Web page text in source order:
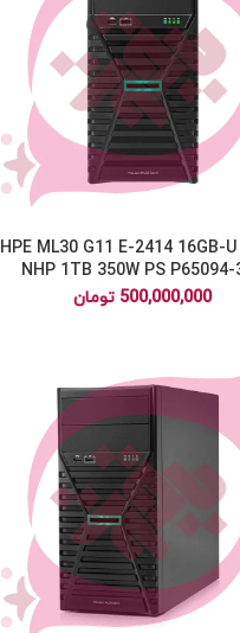
HPE ML30 G11 E-2414 16GB-
NHP 1TB 350W PS P65094-
500,000,000 تومان